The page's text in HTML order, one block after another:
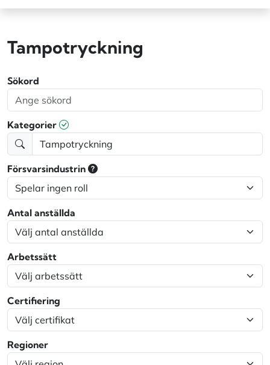
Tampotryckning
Sökord
Kategorier
Försvarsindustrin
Antal anställda
Arbetssätt
Certifiering
Regioner